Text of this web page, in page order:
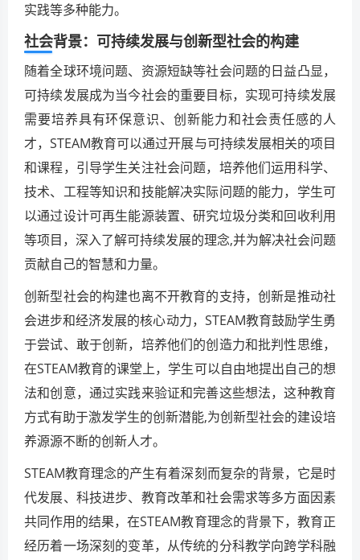
实践等多种能力。
社会背景：可持续发展与创新型社会的构建
随着全球环境问题、资源短缺等社会问题的日益凸显，
可持续发展成为当今社会的重要目标，实现可持续发展
需要培养具有环保意识、创新能力和社会责任感的人
才，STEAM教育可以通过开展与可持续发展相关的项目
和课程，引导学生关注社会问题，培养他们运用科学、
技术、工程等知识和技能解决实际问题的能力，学生可
以通过设计可再生能源装置、研究垃圾分类和回收利用
等项目，深入了解可持续发展的理念,并为解决社会问题
贡献自己的智慧和力量。
创新型社会的构建也离不开教育的支持，创新是推动社
会进步和经济发展的核心动力，STEAM教育鼓励学生勇
于尝试、敢于创新，培养他们的创造力和批判性思维，
在STEAM教育的课堂上，学生可以自由地提出自己的想
法和创意，通过实践来验证和完善这些想法，这种教育
方式有助于激发学生的创新潜能,为创新型社会的建设培
养源源不断的创新人才。
STEAM教育理念的产生有着深刻而复杂的背景，它是时
代发展、科技进步、教育改革和社会需求等多方面因素
共同作用的结果，在STEAM教育理念的背景下，教育正
经历着一场深刻的变革，从传统的分科教学向跨学科融